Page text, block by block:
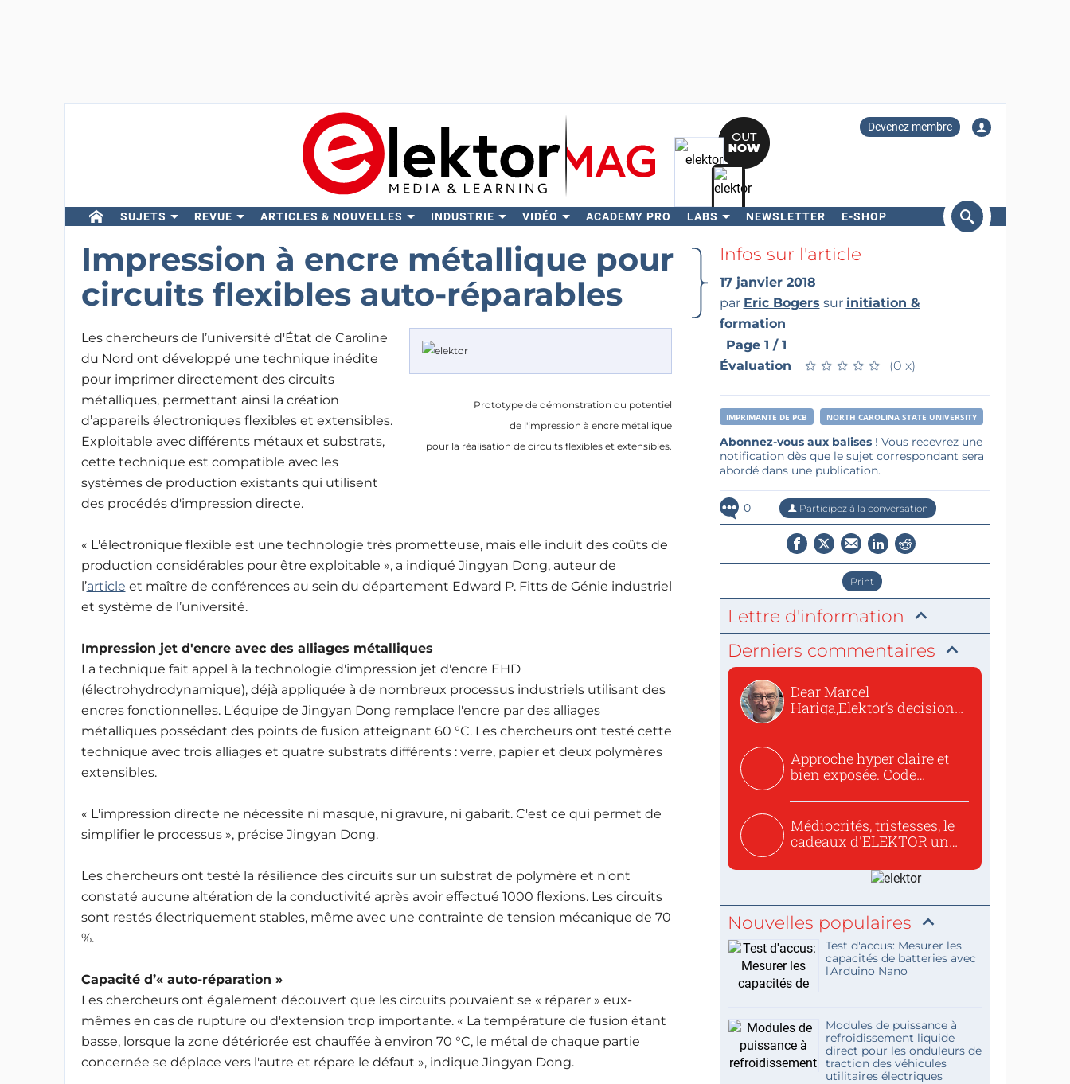
Devenez membre
SUJETS REVUE ARTICLES & NOUVELLES INDUSTRIE VIDÉO ACADEMY PRO LABS NEWSLETTER E-SHOP
Rechercher
Impression à encre métallique pour
circuits flexibles auto-réparables
Prototype de démonstration du potentiel
de l'impression à encre métallique
pour la réalisation de circuits flexibles et extensibles.
Les chercheurs de l’université d'État de Caroline
du Nord ont développé une technique inédite
pour imprimer directement des circuits
métalliques, permettant ainsi la création
d’appareils électroniques flexibles et extensibles.
Exploitable avec différents métaux et substrats,
cette technique est compatible avec les
systèmes de production existants qui utilisent
des procédés d'impression directe.
« L'électronique flexible est une technologie très prometteuse, mais elle induit des coûts de
production considérables pour être exploitable », a indiqué Jingyan Dong, auteur de
l’article et maître de conférences au sein du département Edward P. Fitts de Génie industriel
et système de l’université.
Impression jet d'encre avec des alliages métalliques
La technique fait appel à la technologie d'impression jet d'encre EHD
(électrohydrodynamique), déjà appliquée à de nombreux processus industriels utilisant des
encres fonctionnelles. L'équipe de Jingyan Dong remplace l'encre par des alliages
métalliques possédant des points de fusion atteignant 60 °C. Les chercheurs ont testé cette
technique avec trois alliages et quatre substrats différents : verre, papier et deux polymères
extensibles.
« L'impression directe ne nécessite ni masque, ni gravure, ni gabarit. C'est ce qui permet de
simplifier le processus », précise Jingyan Dong.
Les chercheurs ont testé la résilience des circuits sur un substrat de polymère et n'ont
constaté aucune altération de la conductivité après avoir effectué 1000 flexions. Les circuits
sont restés électriquement stables, même avec une contrainte de tension mécanique de 70
%.
Capacité d’« auto-réparation »
Les chercheurs ont également découvert que les circuits pouvaient se « réparer » eux-
mêmes en cas de rupture ou d'extension trop importante. « La température de fusion étant
basse, lorsque la zone détériorée est chauffée à environ 70 °C, le métal de chaque partie
concernée se déplace vers l'autre et répare le défaut », indique Jingyan Dong.
Infos sur l'article
17 janvier 2018
par Eric Bogers sur initiation &
formation
Page 1 / 1
Évaluation
★ ★ ★ ★ ★
★ ★ ★ ★ ★ (0 x)
IMPRIMANTE DE PCB NORTH CAROLINA STATE UNIVERSITY
Abonnez-vous aux balises! Vous recevrez une
notification dès que le sujet correspondant sera
abordé dans une publication.
0 Participez à la conversation
Print
Lettre d'information
Derniers commentaires
Dear Marcel
Hariga,Elektor’s decision
Approche hyper claire et
bien exposée. Code
Médiocrités, tristesses, le
cadeaux d'ELEKTOR un
Nouvelles populaires
Test d'accus: Mesurer les
capacités de batteries avec
l'Arduino Nano
Modules de puissance à
refroidissement liquide
direct pour les onduleurs de
traction des véhicules
utilitaires électriques